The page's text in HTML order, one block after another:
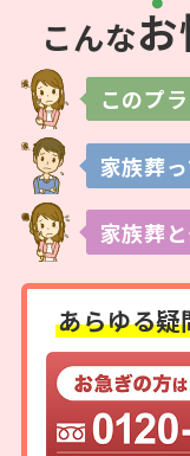
こんなお
このプ
家族葬
家族葬
あらゆる疑